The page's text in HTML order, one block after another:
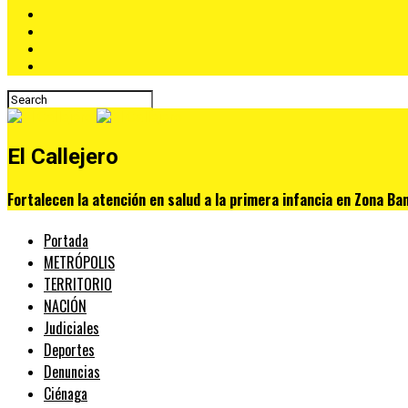
El Callejero
Fortalecen la atención en salud a la primera infancia en Zona
Portada
METRÓPOLIS
TERRITORIO
NACIÓN
Judiciales
Deportes
Denuncias
Ciénaga